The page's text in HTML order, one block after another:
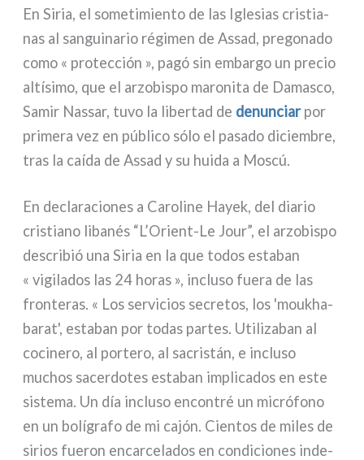
En Siria, el some­ti­mien­to de las Iglesias cri­stia­
nas al san­gui­na­rio régi­men de Assad, pre­go­na­do
como « pro­tec­ción », pagó sin embar­go un pre­cio
altí­si­mo, que el arzo­bi­spo maro­ni­ta de Damasco,
Samir Nassar, tuvo la liber­tad de denun­ciarpor
pri­me­ra vez en públi­co sólo el pasa­do diciem­bre,
tras la caí­da de Assad y su hui­da a Moscú.
En decla­ra­cio­nes a Caroline Hayek, del dia­rio
cri­stia­no liba­nés “L’Orient-Le Jour”, el arzo­bi­spo
descri­bió una Siria en la que todos esta­ban
« vigi­la­dos las 24 horas », inclu­so fue­ra de las
fron­te­ras. « Los ser­vi­cios secre­tos, los 'mou­kha­
ba­rat', esta­ban por todas par­tes. Utilizaban al
coci­ne­ro, al por­te­ro, al sacri­stán, e inclu­so
muchos sacer­do­tes esta­ban impli­ca­dos en este
siste­ma. Un día inclu­so encon­tré un micró­fo­no
en un bolí­gra­fo de mi cajón. Cientos de miles de
sirios fue­ron encar­ce­la­dos en con­di­cio­nes inde­